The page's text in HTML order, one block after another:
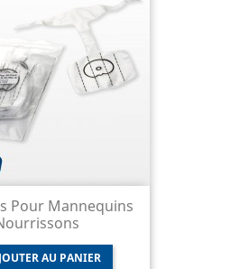
Pour Mannequins
AU PANIER